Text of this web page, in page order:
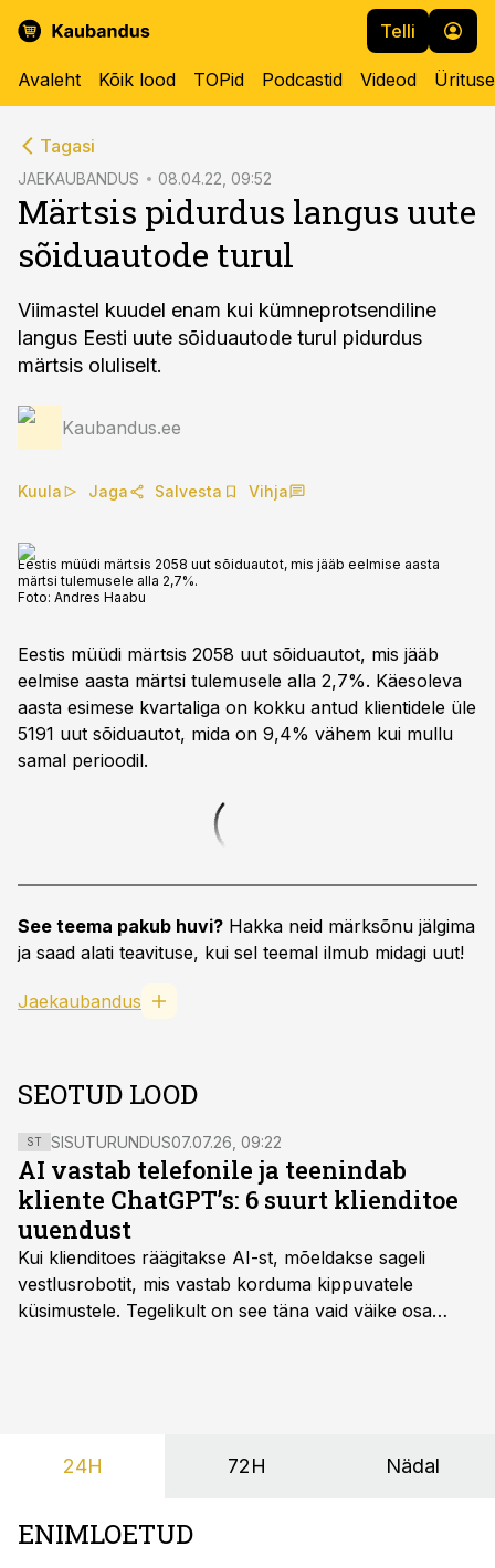
Telli
Avaleht Kõik lood TOPid Podcastid Videod
Tagasi
JAEKAUBANDUS 08.04.22, 09:52
Märtsis pidurdus langus uute
sõiduautode turul
Viimastel kuudel enam kui kümneprotsendiline
langus Eesti uute sõiduautode turul pidurdus
märtsis oluliselt.
Kaubandus.ee
Kuula Jaga Salvesta Vihja
Eestis müüdi märtsis 2058 uut sõiduautot, mis jääb eelmise aasta
märtsi tulemusele alla 2,7%.
Foto: Andres Haabu
Eestis müüdi märtsis 2058 uut sõiduautot, mis jääb
eelmise aasta märtsi tulemusele alla 2,7%. Käesoleva
aasta esimese kvartaliga on kokku antud klientidele üle
5191 uut sõiduautot, mida on 9,4% vähem kui mullu
samal perioodil.
See teema pakub huvi? Hakka neid märksõnu jälgima
ja saad alati teavituse, kui sel teemal ilmub midagi uut!
Jaekaubandus
SEOTUD LOOD
ST SISUTURUNDUS07.07.26, 09:22
AI vastab telefonile ja teenindab
kliente ChatGPT’s: 6 suurt klienditoe
uuendust
Kui klienditoes räägitakse AI-st, mõeldakse sageli
vestlusrobotit, mis vastab korduma kippuvatele
küsimustele. Tegelikult on see täna vaid väike osa
24H 72H Nädal
ENIMLOETUD